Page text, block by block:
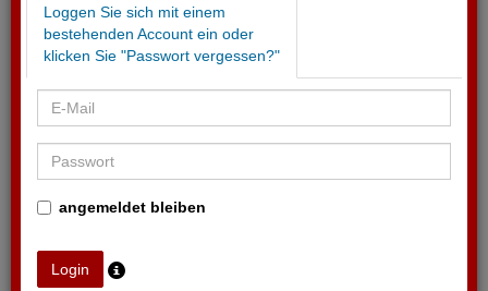
Loggen Sie sich mit einem
bestehenden Account ein oder
klicken Sie "Passwort vergessen?"
angemeldet bleiben